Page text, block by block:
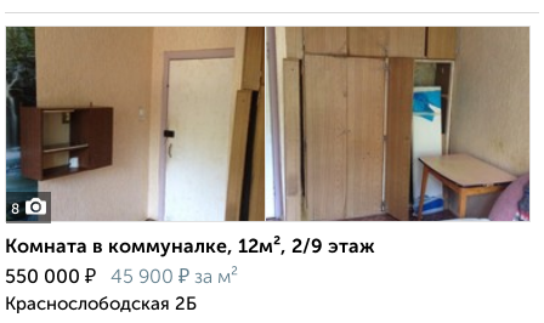
8
Комната в коммуналке, 12м², 2/9 этаж
550 000 ₽ 45 900 ₽ за м²
Краснослободская 2Б